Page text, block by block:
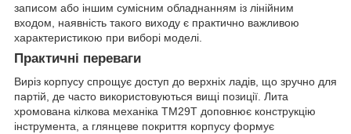
записом або іншим сумісним обладнанням із лінійним
входом, наявність такого виходу є практично важливою
характеристикою при виборі моделі.
Практичні переваги
Виріз корпусу спрощує доступ до верхніх ладів, що зручно для
партій, де часто використовуються вищі позиції. Лита
хромована кілкова механіка TM29T доповнює конструкцію
інструмента, а глянцеве покриття корпусу формує